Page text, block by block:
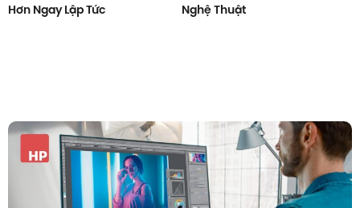
Hơn Ngay Lập Tức
Nghệ Thuật